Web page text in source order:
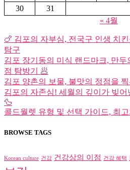
30
31
« 4월
🍗 김포의 자부심, 전국구 인생 치
탐구
김포 장기동의 미식 랜드마크, 만두
점 탐방기 🥟
김포 양촌의 보물, 불맛의 정점을
김포의 자존심! 세월의 깊이가 빚어
🦆
콜드월렛 유형 및 선택 가이드, 최
BROWSE TAGS
Korean culture 건강 건강상의 이점 건강 혜택